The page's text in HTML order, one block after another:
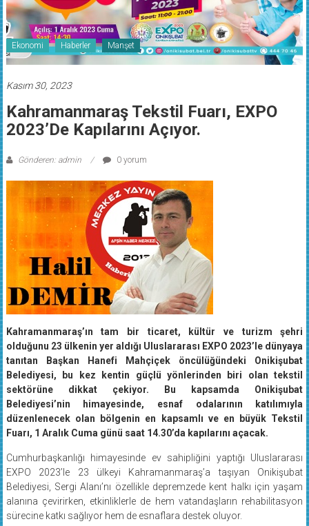
Ekonomi Haberler Manşet
Kasım 30, 2023
Kahramanmaraş Tekstil Fuarı, EXPO
2023’de Kapılarını Açıyor.
Gönderen: admin 0 yorum
Kahramanmaraş’ın tam bir ticaret, kültür ve turizm şehri
olduğunu 23 ülkenin yer aldığı Uluslararası EXPO 2023’le dünyaya
tanıtan Başkan Hanefi Mahçiçek öncülüğündeki Onikişubat
Belediyesi, bu kez kentin güçlü yönlerinden biri olan tekstil
sektörüne dikkat çekiyor. Bu kapsamda Onikişubat
Belediyesi’nin himayesinde, esnaf odalarının katılımıyla
düzenlenecek olan bölgenin en kapsamlı ve en büyük Tekstil
Fuarı, 1 Aralık Cuma günü saat 14.30’da kapılarını açacak.
Cumhurbaşkanlığı himayesinde ev sahipliğini yaptığı Uluslararası
EXPO 2023’le 23 ülkeyi Kahramanmaraş’a taşıyan Onikişubat
Belediyesi, Sergi Alanı’nı özellikle depremzede kent halkı için yaşam
alanına çevirirken, etkinliklerle de hem vatandaşların rehabilitasyon
sürecine katkı sağlıyor hem de esnaflara destek oluyor.